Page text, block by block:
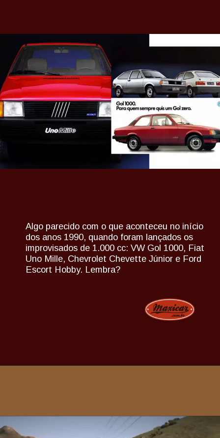
Algo parecido com o que aconteceu no início
dos anos 1990, quando foram lançados os
improvisados de 1.000 cc: VW Gol 1000, Fiat
Uno Mille, Chevrolet Chevette Júnior e Ford
Escort Hobby. Lembra?